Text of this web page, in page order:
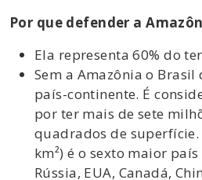
Por que defender a
Ela representa 60% do
Sem a Amazônia o
país-continente. É
por ter mais de sete
quadrados de superfície.
km²) é o sexto maior
Rússia, EUA, Canadá,